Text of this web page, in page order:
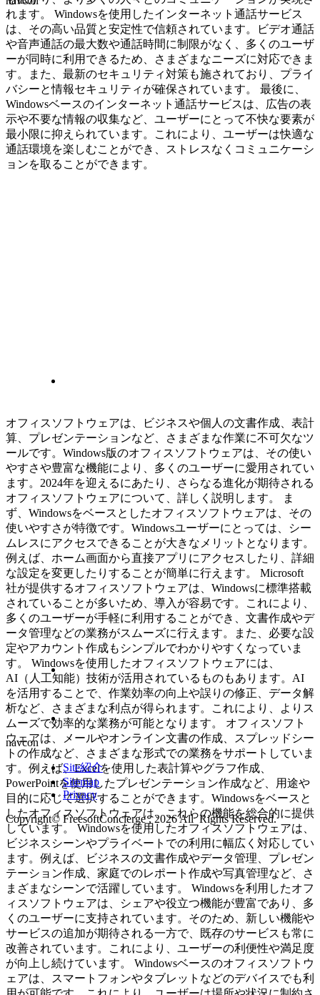
れます。 Windowsを使用したインターネット通話サービス
は、その高い品質と安定性で信頼されています。ビデオ通話
や音声通話の最大数や通話時間に制限がなく、多くのユーザ
ーが同時に利用できるため、さまざまなニーズに対応できま
す。また、最新のセキュリティ対策も施されており、プライ
バシーと情報セキュリティが確保されています。 最後に、
Windowsベースのインターネット通話サービスは、広告の表
示や不要な情報の収集など、ユーザーにとって不快な要素が
最小限に抑えられています。これにより、ユーザーは快適な
通話環境を楽しむことができ、ストレスなくコミュニケーシ
ョンを取ることができます。
オフィスソフトウェアは、ビジネスや個人の文書作成、表計
算、プレゼンテーションなど、さまざまな作業に不可欠なツ
ールです。Windows版のオフィスソフトウェアは、その使い
やすさや豊富な機能により、多くのユーザーに愛用されてい
ます。2024年を迎えるにあたり、さらなる進化が期待される
オフィスソフトウェアについて、詳しく説明します。 ま
ず、Windowsをベースとしたオフィスソフトウェアは、その
使いやすさが特徴です。Windowsユーザーにとっては、シー
ムレスにアクセスできることが大きなメリットとなります。
例えば、ホーム画面から直接アプリにアクセスしたり、詳細
な設定を変更したりすることが簡単に行えます。 Microsoft
社が提供するオフィスソフトウェアは、Windowsに標準搭載
されていることが多いため、導入が容易です。これにより、
多くのユーザーが手軽に利用することができ、文書作成やデ
ータ管理などの業務がスムーズに行えます。また、必要な設
定やアカウント作成もシンプルでわかりやすくなっていま
す。 Windowsを使用したオフィスソフトウェアには、
AI（人工知能）技術が活用されているものもあります。AI
を活用することで、作業効率の向上や誤りの修正、データ解
析など、さまざまな利点が得られます。これにより、よりス
ムーズで効率的な業務が可能となります。 オフィスソフト
ウェアは、メールやオンライン文書の作成、スプレッドシー
トの作成など、さまざまな形式での業務をサポートしていま
す。例えば、Excelを使用した表計算やグラフ作成、
PowerPointを使用したプレゼンテーション作成など、用途や
目的に応じて選択することができます。Windowsをベースと
したオフィスソフトウェアは、これらの機能を総合的に提供
しています。 Windowsを使用したオフィスソフトウェアは、
ビジネスシーンやプライベートでの利用に幅広く対応してい
ます。例えば、ビジネスの文書作成やデータ管理、プレゼン
テーション作成、家庭でのレポート作成や写真管理など、さ
まざまなシーンで活躍しています。 Windowsを利用したオフ
ィスソフトウェアは、シェアや役立つ機能が豊富であり、多
くのユーザーに支持されています。そのため、新しい機能や
サービスの追加が期待される一方で、既存のサービスも常に
改善されています。これにより、ユーザーの利便性や満足度
が向上し続けています。 Windowsベースのオフィスソフトウ
ェアは、スマートフォンやタブレットなどのデバイスでも利
navcon
Site紹介
Sitemap
Privacy
Copyright© FreesoftConcierge , 2026 All Rights Reserved.